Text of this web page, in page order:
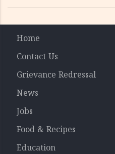
Home
Contact Us
Grievance Redressal
News
Jobs
Food & Recipes
Education